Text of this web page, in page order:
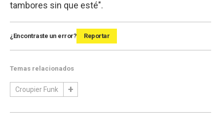
tambores sin que esté".
¿Encontraste un error? Reportar
Temas relacionados
Croupier Funk